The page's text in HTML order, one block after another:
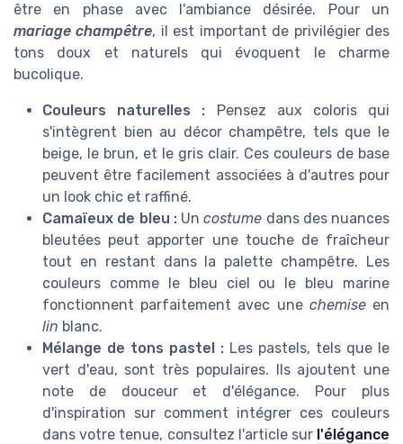
être en phase avec l'ambiance désirée. Pour un
mariage champêtre, il est important de privilégier des
tons doux et naturels qui évoquent le charme
bucolique.
Couleurs naturelles : Pensez aux coloris qui
s'intègrent bien au décor champêtre, tels que le
beige, le brun, et le gris clair. Ces couleurs de base
peuvent être facilement associées à d'autres pour
un look chic et raffiné.
Camaïeux de bleu :Uncostume dans des nuances
bleutées peut apporter une touche de fraîcheur
tout en restant dans la palette champêtre. Les
couleurs comme le bleu ciel ou le bleu marine
fonctionnent parfaitement avec une chemiseen
lin blanc.
Mélange de tons pastel : Les pastels, tels que le
vert d'eau, sont très populaires. Ils ajoutent une
note de douceur et d'élégance. Pour plus
d'inspiration sur comment intégrer ces couleurs
dans votre tenue, consultez l'article sur l'élégance